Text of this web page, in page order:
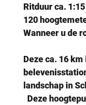
Ritduur ca.
120
Wanneer u de
Deze ca. 16
landschap in
Deze